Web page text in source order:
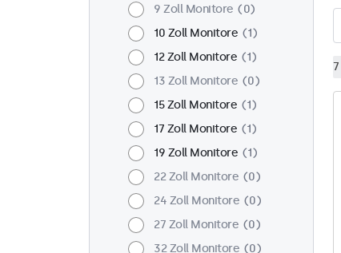
9 Zoll Monitore
0
10 Zoll Monitore
1
12 Zoll Monitore
1
13 Zoll Monitore
0
15 Zoll Monitore
1
17 Zoll Monitore
1
19 Zoll Monitore
1
22 Zoll Monitore
0
24 Zoll Monitore
0
27 Zoll Monitore
0
32 Zoll Monitore
0